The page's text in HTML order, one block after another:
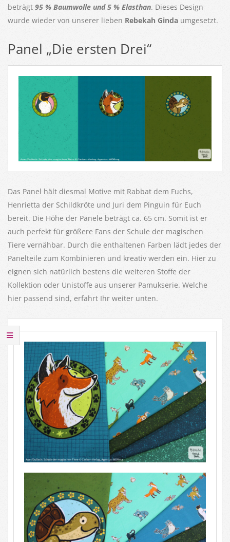
beträgt 95 % Baumwolle und 5 % Elasthan. Dieses Design
wurde wieder von unserer lieben Rebekah Ginda umgesetzt.
Panel „Die ersten Drei“
Das Panel hält diesmal Motive mit Rabbat dem Fuchs,
Henrietta der Schildkröte und Juri dem Pinguin für Euch
bereit. Die Höhe der Panele beträgt ca. 65 cm. Somit ist er
auch perfekt für größere Fans der Schule der magischen
Tiere vernähbar. Durch die enthaltenen Farben lädt jedes der
Panelteile zum Kombinieren und kreativ werden ein. Hier zu
eignen sich natürlich bestens die weiteren Stoffe der
Kollektion oder Unistoffe aus unserer Pamukserie. Welche
hier passend sind, erfahrt Ihr weiter unten.